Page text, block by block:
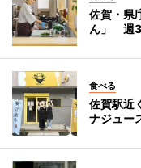
佐賀・県
ん」 週3
食べる
佐賀駅近
ナジュー